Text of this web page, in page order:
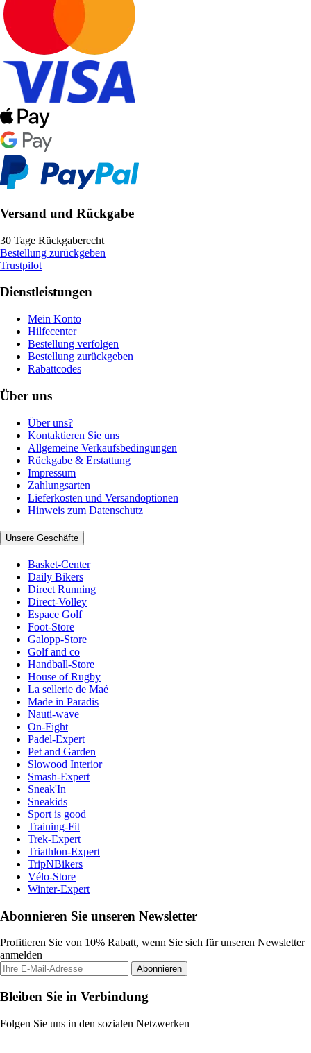
Versand und Rückgabe
30 Tage Rückgaberecht
Bestellung zurückgeben
Trustpilot
Dienstleistungen
Mein Konto
Hilfecenter
Bestellung verfolgen
Bestellung zurückgeben
Rabattcodes
Über uns
Über uns?
Kontaktieren Sie uns
Allgemeine Verkaufsbedingungen
Rückgabe & Erstattung
Impressum
Zahlungsarten
Lieferkosten und Versandoptionen
Hinweis zum Datenschutz
Unsere Geschäfte
Basket-Center
Daily Bikers
Direct Running
Direct-Volley
Espace Golf
Foot-Store
Galopp-Store
Golf and co
Handball-Store
House of Rugby
La sellerie de Maé
Made in Paradis
Nauti-wave
On-Fight
Padel-Expert
Pet and Garden
Slowood Interior
Smash-Expert
Sneak'In
Sneakids
Sport is good
Training-Fit
Trek-Expert
Triathlon-Expert
TripNBikers
Vélo-Store
Winter-Expert
Abonnieren Sie unseren Newsletter
Profitieren Sie von 10% Rabatt, wenn Sie sich für unseren Newsletter
anmelden
Abonnieren
Bleiben Sie in Verbindung
Folgen Sie uns in den sozialen Netzwerken